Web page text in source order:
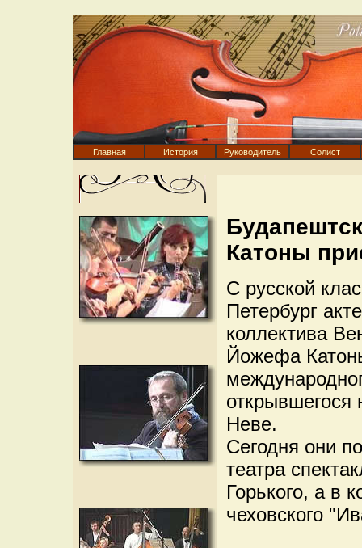
Главная История Руководитель Солист
Катоны
С русской
Петербург
коллектива
Йожефа
открывшегося
Неве.
Сегодня они
театра
Горького, а в
чеховского